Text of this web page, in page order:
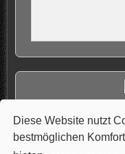
Diese Website nutzt
bestmöglichen
Powered by